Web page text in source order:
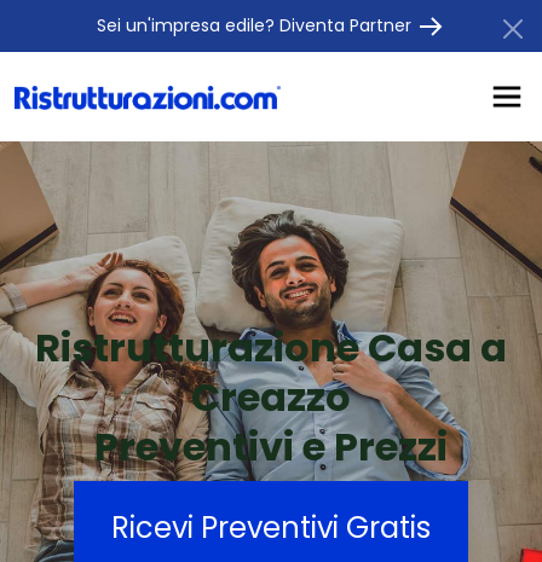
Sei un'impresa edile? Diventa Partner
Ristrutturazione Casa a
Creazzo
Preventivi e Prezzi
Ricevi Preventivi Gratis